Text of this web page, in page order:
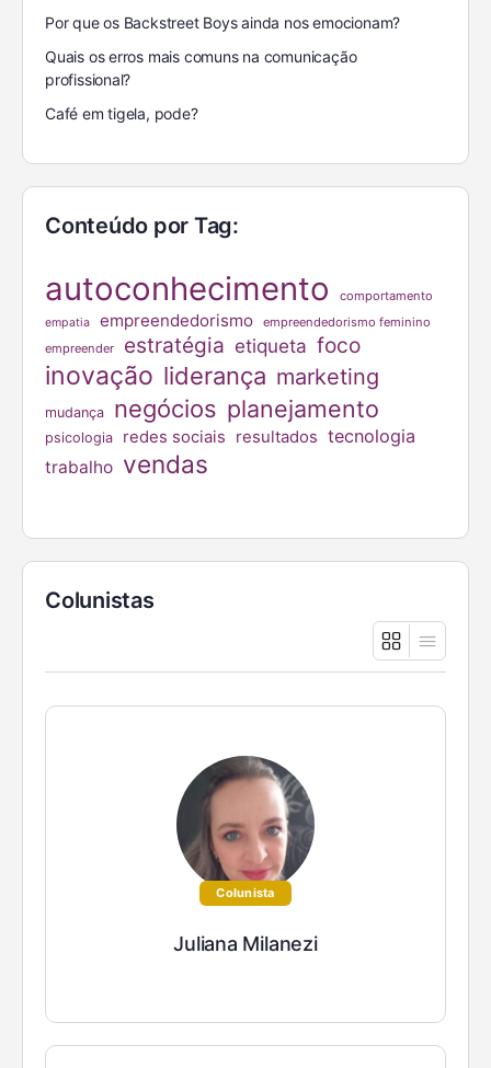
Por que os Backstreet Boys ainda nos emocionam?
Quais os erros mais comuns na comunicação
profissional?
Café em tigela, pode?
Conteúdo por Tag:
autoconhecimento comportamento
empatia empreendedorismo
empreendedorismo feminino
empreender
estratégia etiqueta foco
inovação liderança marketing
mudança negócios planejamento
psicologia redes sociais resultados tecnologia
trabalho vendas
Colunistas
Colunista
Juliana Milanezi